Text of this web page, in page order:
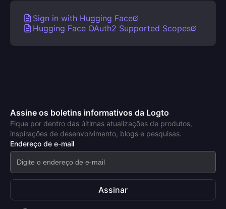
Sign in with Hugging Face
Hugging Face OAuth2 Supported Scopes
Assine os boletins informativos da Logto
Fique por dentro das últimas atualizações de produtos,
inspirações de desenvolvimento, blogs e pesquisas.
Endereço de e-mail
Assinar